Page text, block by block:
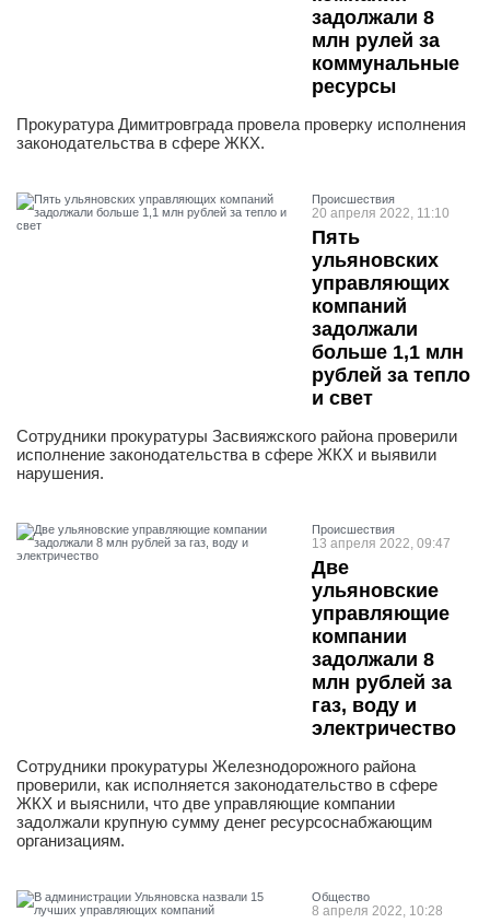
задолжали 8
млн рулей за
коммунальные
ресурсы
Прокуратура Димитровграда провела проверку исполнения
законодательства в сфере ЖКХ.
Проиcшествия
20 апреля 2022, 11:10
Пять
ульяновских
управляющих
компаний
задолжали
больше 1,1 млн
рублей за тепло
и свет
Сотрудники прокуратуры Засвияжского района проверили
исполнение законодательства в сфере ЖКХ и выявили
нарушения.
Проиcшествия
13 апреля 2022, 09:47
Две
ульяновские
управляющие
компании
задолжали 8
млн рублей за
газ, воду и
электричество
Сотрудники прокуратуры Железнодорожного района
проверили, как исполняется законодательство в сфере
ЖКХ и выяснили, что две управляющие компании
задолжали крупную сумму денег ресурсоснабжающим
организациям.
Общество
8 апреля 2022, 10:28